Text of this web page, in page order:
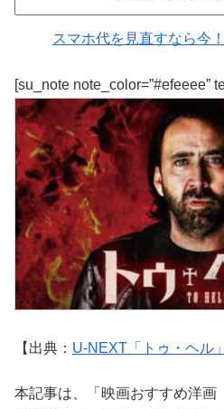
スマホ代を見直すなら今
[su_note note_color=”#efeeee”
【出典： U-NEXT「トゥ・ヘル」
本記事は、「映画おすすめ洋画